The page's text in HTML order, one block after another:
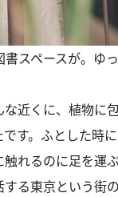
書スペースが。ゆ
な近くに、植物に
す。ふとした時
触れるのに足を運
する東京という街